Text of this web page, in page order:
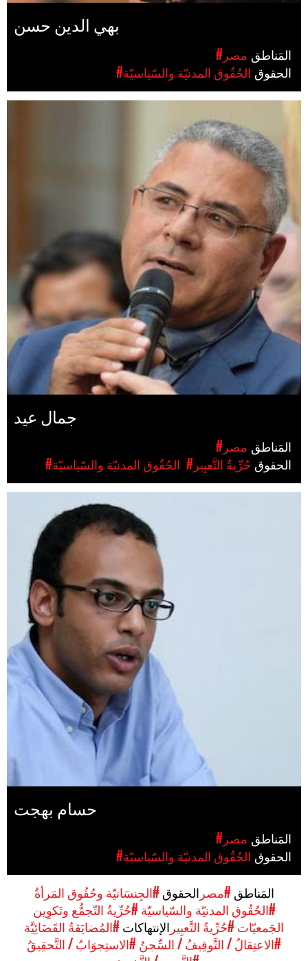
بهي الدين حسن
#مصر
#الحُقُوق المدنيّة والسّياسيّة
جمال عيد
#مصر
#الحُقُوق المدنيّة والسّياسيّة #حُرِّيةُ التَّعبِير
حسام بهجت
#مصر
#الحُقُوق المدنيّة والسّياسيّة
المَناطق #مصر الحقوق #الجِنسَانيّة وحُقُوق المَرأةُ
#الحُقُوق المدنيّة والسّياسيّة #حُرِّيةُ التّجمُّع وتَكوِين
الجَمعيّات #حُرِّيةُ التَّعبِير الإنتهاكات #المُضايَقةُ القَضَائِيَّة
#الاعتِقالُ / التَّوقِيفُ / السِّجنُ #الاستِجوَابُ / التَّحقِيقُ